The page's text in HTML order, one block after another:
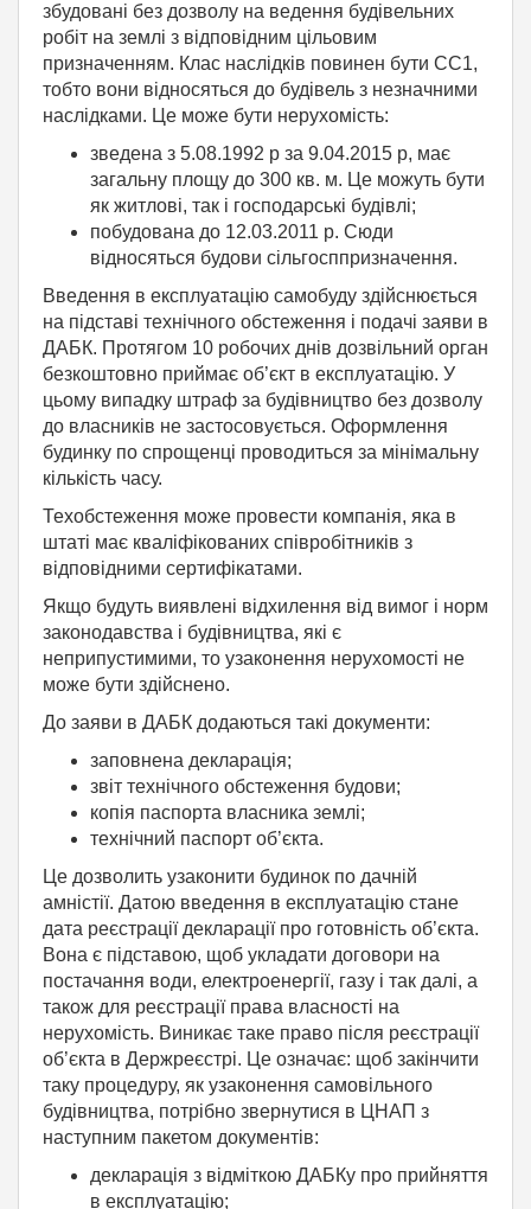
збудовані без дозволу на ведення будівельних
робіт на землі з відповідним цільовим
призначенням. Клас наслідків повинен бути СС1,
тобто вони відносяться до будівель з незначними
наслідками. Це може бути нерухомість:
зведена з 5.08.1992 р за 9.04.2015 р, має
загальну площу до 300 кв. м. Це можуть бути
як житлові, так і господарські будівлі;
побудована до 12.03.2011 р. Сюди
відносяться будови сільгосппризначення.
Введення в експлуатацію самобуду здійснюється
на підставі технічного обстеження і подачі заяви в
ДАБК. Протягом 10 робочих днів дозвільний орган
безкоштовно приймає об’єкт в експлуатацію. У
цьому випадку штраф за будівництво без дозволу
до власників не застосовується. Оформлення
будинку по спрощенці проводиться за мінімальну
кількість часу.
Техобстеження може провести компанія, яка в
штаті має кваліфікованих співробітників з
відповідними сертифікатами.
Якщо будуть виявлені відхилення від вимог і норм
законодавства і будівництва, які є
неприпустимими, то узаконення нерухомості не
може бути здійснено.
До заяви в ДАБК додаються такі документи:
заповнена декларація;
звіт технічного обстеження будови;
копія паспорта власника землі;
технічний паспорт об’єкта.
Це дозволить узаконити будинок по дачній
амністії. Датою введення в експлуатацію стане
дата реєстрації декларації про готовність об’єкта.
Вона є підставою, щоб укладати договори на
постачання води, електроенергії, газу і так далі, а
також для реєстрації права власності на
нерухомість. Виникає таке право після реєстрації
об’єкта в Держреєстрі. Це означає: щоб закінчити
таку процедуру, як узаконення самовільного
будівництва, потрібно звернутися в ЦНАП з
наступним пакетом документів:
декларація з відміткою ДАБКу про прийняття
в експлуатацію;